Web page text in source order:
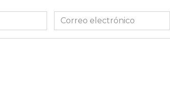
Correo
electrónico